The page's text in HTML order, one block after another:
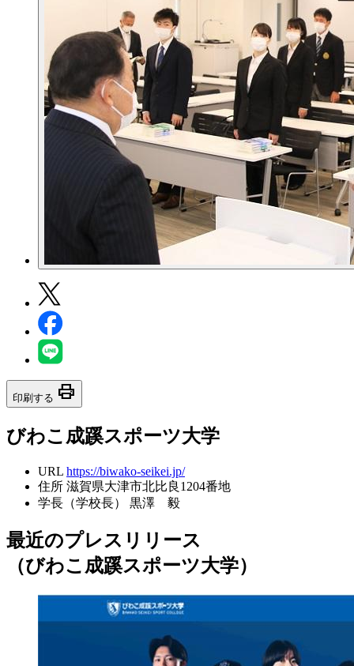
印刷する print
びわこ成蹊スポーツ大学
URL https://biwako-seikei.jp/
住所 滋賀県大津市北比良1204番地
学長（学校長）
黒澤 毅
最近のプレスリリース
（びわこ成蹊スポーツ大学）